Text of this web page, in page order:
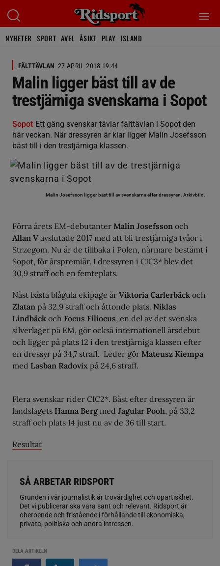
NYHETER SPORT AVEL ÅSIKT PLAY ISLAND
FÄLTTÄVLAN 27 APRIL 2018 19:44
Malin ligger bäst till av de
trestjärniga svenskarna i Sopot
Sopot Ett gäng svenskar tävlar fälttävlan i Sopot den
här veckan. När dressyren är klar ligger Malin Josefsson
bäst till i den trestjärniga klassen.
Malin Josefsson ligger bäst till av svenskarna efter dressyren. Arkivbild.
Förra årets EM-debutanter Malin Josefsson och
Allan V avslutade 2017 med att bli trestjärniga tvåor i
Strzegom. Nu är de tillbaka i Polen, närmare bestämt i
Sopot, för årspremiär. I dressyren i CIC3* blev det
30,9 straff och en femteplats.
Näst bästa blågula ekipage är Viktoria Carlerbäck och
Zlatan på 32,9 straff och åttonde plats. Niklas
Lindbäck och Focus Filiocus, en del av det svenska
silverlaget på EM, gör också internationell årsdebut
och ligger på plats 12 i den trestjärniga klassen efter
en dressyr på 34,7 straff. Leder gör Mateusz Kiempa
med Lasban Radovix på 24,6 straff.
Flera svenskar rider CIC2*. Bäst efter dressyren är
landslagets Hanna Bergmed Jagular Pooh, på 33,2
straff och plats 14 just nu av de 36 till start.
Resultat
SÅ ARBETAR RIDSPORT
Grunden i vår journalistik är trovärdighet och opartiskhet.
Det vi publicerar ska vara sant och relevant. Ridsport är
oberoende och fristående i förhållande till ekonomiska,
privata, politiska och andra intressen.
DELA ARTIKELN